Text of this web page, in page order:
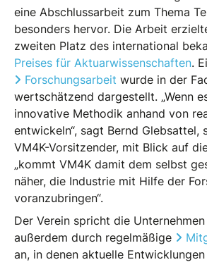
eine Abschlussarbeit zum Thema
besonders hervor. Die Arbeit
zweiten Platz des international
Preises für Aktuarwissenschaften.
Forschungsarbeit wurde in der
wertschätzend dargestellt. „Wenn
innovative Methodik anhand von
entwickeln“, sagt Bernd Glebsattel,
VM4K-Vorsitzender, mit Blick auf
„kommt VM4K damit dem selbst
näher, die Industrie mit Hilfe der
voranzubringen“.
Der Verein spricht die
außerdem durch regelmäßige
an, in denen aktuelle